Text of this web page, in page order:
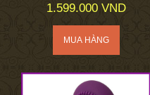
1.599.000 VND